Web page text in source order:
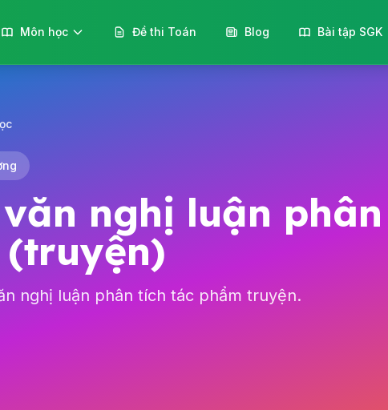
Môn học Đề thi Toán Blog Bài tập SGK
nghị luận
nghị luận phân tích tác phẩm truyện.